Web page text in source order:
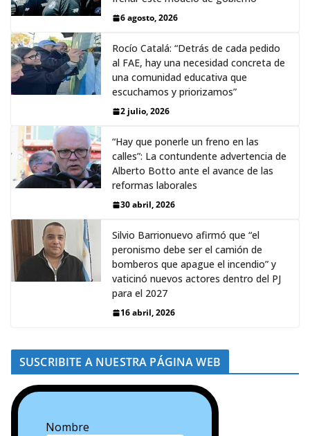
6 agosto, 2026
Rocío Catalá: “Detrás de cada pedido
al FAE, hay una necesidad concreta de
una comunidad educativa que
escuchamos y priorizamos”
2 julio, 2026
“Hay que ponerle un freno en las
calles”: La contundente advertencia de
Alberto Botto ante el avance de las
reformas laborales
30 abril, 2026
Silvio Barrionuevo afirmó que “el
peronismo debe ser el camión de
bomberos que apague el incendio” y
vaticinó nuevos actores dentro del PJ
para el 2027
16 abril, 2026
SUSCRIBITE A NUESTRA PÁGINA WEB
Nombre